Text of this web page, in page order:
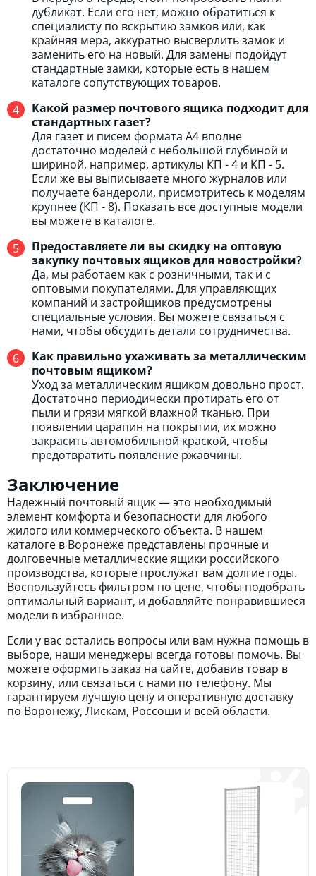
дубликат. Если его нет, можно обратиться к
специалисту по вскрытию замков или, как
крайняя мера, аккуратно высверлить замок и
заменить его на новый. Для замены подойдут
стандартные замки, которые есть в нашем
каталоге сопутствующих товаров.
Какой размер почтового ящика подходит для
стандартных газет?
Для газет и писем формата А4 вполне
достаточно моделей с небольшой глубиной и
шириной, например, артикулы КП - 4 и КП - 5.
Если же вы выписываете много журналов или
получаете бандероли, присмотритесь к моделям
крупнее (КП - 8). Показать все доступные модели
вы можете в каталоге.
Предоставляете ли вы скидку на оптовую
закупку почтовых ящиков для новостройки?
Да, мы работаем как с розничными, так и с
оптовыми покупателями. Для управляющих
компаний и застройщиков предусмотрены
специальные условия. Вы можете связаться с
нами, чтобы обсудить детали сотрудничества.
Как правильно ухаживать за металлическим
почтовым ящиком?
Уход за металлическим ящиком довольно прост.
Достаточно периодически протирать его от
пыли и грязи мягкой влажной тканью. При
появлении царапин на покрытии, их можно
закрасить автомобильной краской, чтобы
предотвратить появление ржавчины.
Заключение
Надежный почтовый ящик — это необходимый
элемент комфорта и безопасности для любого
жилого или коммерческого объекта. В нашем
каталоге в Воронеже представлены прочные и
долговечные металлические ящики российского
производства, которые прослужат вам долгие годы.
Воспользуйтесь фильтром по цене, чтобы подобрать
оптимальный вариант, и добавляйте понравившиеся
модели в избранное.
Если у вас остались вопросы или вам нужна помощь в
выборе, наши менеджеры всегда готовы помочь. Вы
можете оформить заказ на сайте, добавив товар в
корзину, или связаться с нами по телефону. Мы
гарантируем лучшую цену и оперативную доставку
по Воронежу, Лискам, Россоши и всей области.